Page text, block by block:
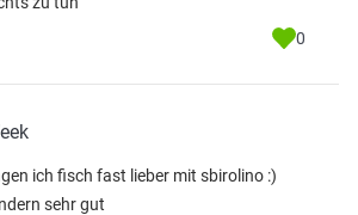
0
ich fisch fast lieber mit sbirolino :)
sehr gut